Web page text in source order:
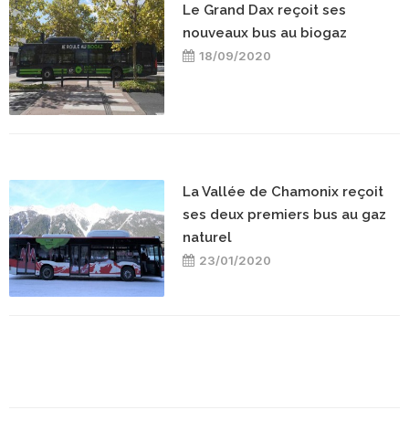
Le Grand Dax reçoit ses
nouveaux bus au biogaz
18/09/2020
La Vallée de Chamonix reçoit
ses deux premiers bus au gaz
naturel
23/01/2020